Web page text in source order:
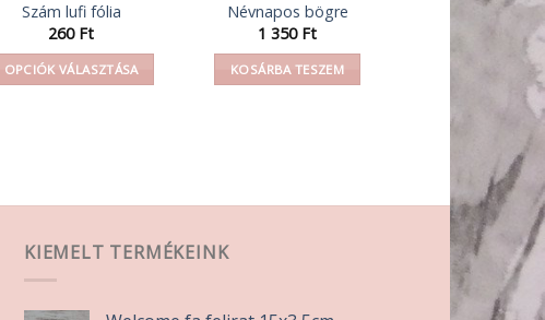
Szám lufi fólia
260 Ft
OPCIÓK VÁLASZTÁSA
A
Névnapos bögre
1 350 Ft
KOSÁRBA TESZEM
KIEMELT TERMÉKEINK